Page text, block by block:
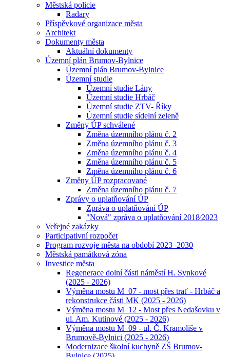
Městská policie
Radary
Příspěvkové organizace města
Architekt
Dokumenty města
Aktuální dokumenty
Územní plán Brumov-Bylnice
Územní plán Brumov-Bylnice
Územní studie
Územní studie Lány
Územní studie Hrbáč
Územní studie ZTV- Říky
Územní studie sídelní zeleně
Změny ÚP schválené
Změna územního plánu č. 2
Změna územního plánu č. 3
Změna územního plánu č. 4
Změna územního plánu č. 5
Změna územního plánu č. 6
Změny ÚP rozpracované
Změna územního plánu č. 7
Zprávy o uplatňování ÚP
Zpráva o uplatňování ÚP
"Nová" zpráva o uplatňování 2018⁄2023
Veřejné zakázky
Participativní rozpočet
Program rozvoje města na období 2023–2030
Městská památková zóna
Investice města
Regenerace dolní části náměstí H. Synkové
(2025 - 2026)
Výměna mostu M_07 - most přes trať - Hrbáč a
rekonstrukce části MK (2025 - 2026)
Výměna mostu M_12 - Most přes Nedašovku v
ul. Am. Kutinové (2025 - 2026)
Výměna mostu M_09 - ul. Č. Kramoliše v
Brumově-Bylnici (2025 - 2026)
Modernizace školní kuchyně ZŠ Brumov-